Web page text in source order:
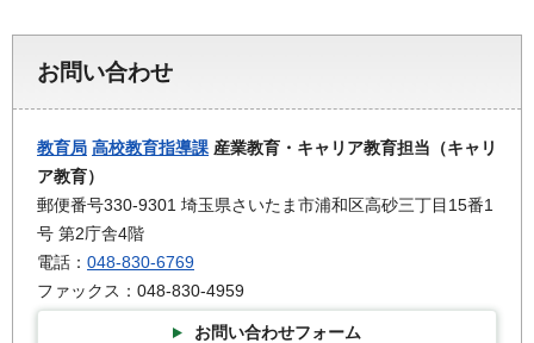
お問い合わせ
教育局 高校教育指導課 産業教育・キャリア教育担当（キャリ
ア教育）
郵便番号330-9301 埼玉県さいたま市浦和区高砂三丁目15番1
号 第2庁舎4階
電話： 048-830-6769
ファックス：048-830-4959
お問い合わせフォーム